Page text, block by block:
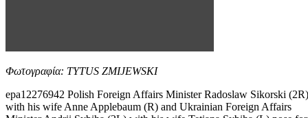
Φωτογραφία: TYTUS ZMIJEWSKI
epa12276942 Polish Foreign Affairs Minister Radoslaw Sikorski (2R)
with his wife Anne Applebaum (R) and Ukrainian Foreign Affairs